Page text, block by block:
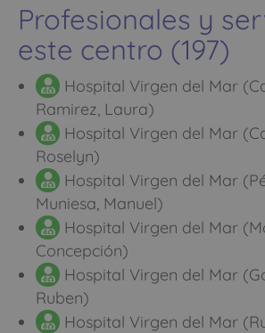
Profesionales y
este centro (197)
Hospital Virgen del Mar
Ramirez, Laura)
Hospital Virgen del Mar
Roselyn)
Hospital Virgen del Mar
Muniesa, Manuel)
Hospital Virgen del Mar
Concepción)
Hospital Virgen del Mar
Ruben)
Hospital Virgen del Mar